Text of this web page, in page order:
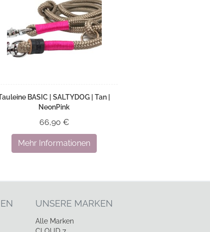
BASIC | SALTYDOG | Tan |
NeonPink
66,90 €
Mehr Informationen
UNSERE MARKEN
Alle Marken